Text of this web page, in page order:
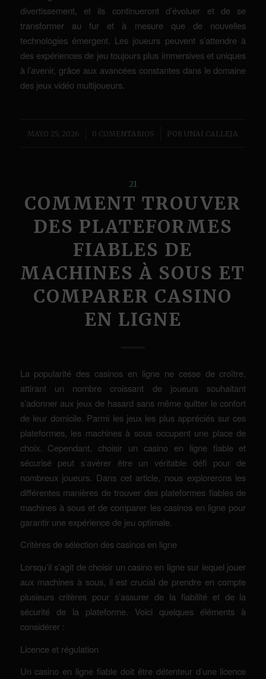
divertissement, et ils continueront d’évoluer et de se
transformer au fur et à mesure que de nouvelles
technologies émergent. Les joueurs peuvent s’attendre à
des expériences de jeu toujours plus immersives et uniques
à l’avenir, grâce aux avancées constantes dans le domaine
des jeux vidéo multijoueurs.
MAYO 25, 2026
/ 0 COMENTARIOS
/ PORUNAI CALLEJA
21
COMMENT TROUVER
DES PLATEFORMES
FIABLES DE
MACHINES À SOUS ET
COMPARER CASINO
EN LIGNE
La popularité des casinos en ligne ne cesse de croître,
attirant un nombre croissant de joueurs souhaitant
s’adonner aux jeux de hasard sans même quitter le confort
de leur domicile. Parmi les jeux les plus appréciés sur ces
plateformes, les machines à sous occupent une place de
choix. Cependant, choisir un casino en ligne fiable et
sécurisé peut s’avérer être un véritable défi pour de
nombreux joueurs. Dans cet article, nous explorerons les
différentes manières de trouver des plateformes fiables de
machines à sous et de comparer les casinos en ligne pour
garantir une expérience de jeu optimale.
Critères de sélection des casinos en ligne
Lorsqu’il s’agit de choisir un casino en ligne sur lequel jouer
aux machines à sous, il est crucial de prendre en compte
plusieurs critères pour s’assurer de la fiabilité et de la
sécurité de la plateforme. Voici quelques éléments à
considérer :
Licence et régulation
Un casino en ligne fiable doit être détenteur d’une licence